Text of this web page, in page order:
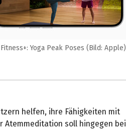
Yoga Peak Poses (Bild: Apple)
helfen, ihre Fähigkeiten mit
Atemmeditation soll hingegen bei